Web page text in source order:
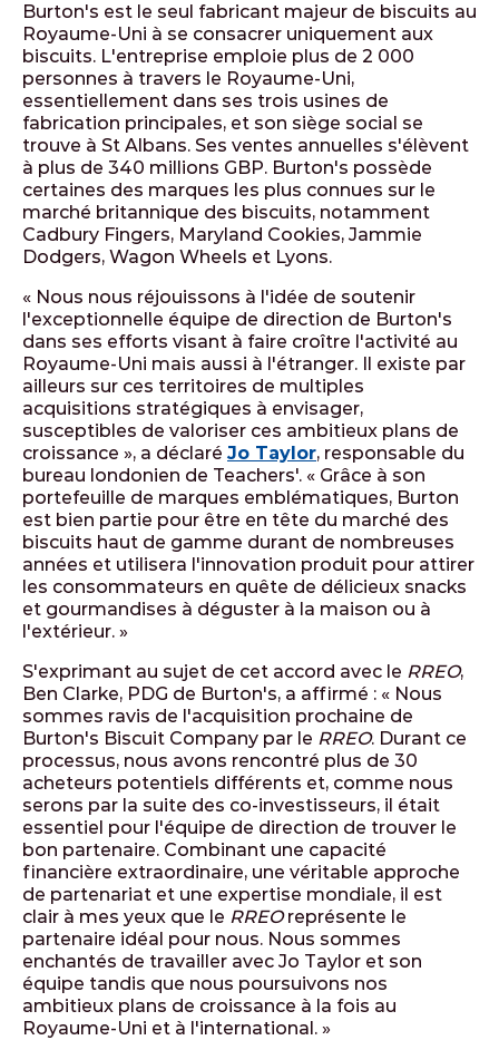
Burton's est le seul fabricant majeur de biscuits au
Royaume-Uni à se consacrer uniquement aux
biscuits. L'entreprise emploie plus de 2 000
personnes à travers le Royaume-Uni,
essentiellement dans ses trois usines de
fabrication principales, et son siège social se
trouve à St Albans. Ses ventes annuelles s'élèvent
à plus de 340 millions GBP. Burton's possède
certaines des marques les plus connues sur le
marché britannique des biscuits, notamment
Cadbury Fingers, Maryland Cookies, Jammie
Dodgers, Wagon Wheels et Lyons.
« Nous nous réjouissons à l'idée de soutenir
l'exceptionnelle équipe de direction de Burton's
dans ses efforts visant à faire croître l'activité au
Royaume-Uni mais aussi à l'étranger. Il existe par
ailleurs sur ces territoires de multiples
acquisitions stratégiques à envisager,
susceptibles de valoriser ces ambitieux plans de
croissance », a déclaré Jo Taylor, responsable du
bureau londonien de Teachers'. « Grâce à son
portefeuille de marques emblématiques, Burton
est bien partie pour être en tête du marché des
biscuits haut de gamme durant de nombreuses
années et utilisera l'innovation produit pour attirer
les consommateurs en quête de délicieux snacks
et gourmandises à déguster à la maison ou à
l'extérieur. »
S'exprimant au sujet de cet accord avec le RREO,
Ben Clarke, PDG de Burton's, a affirmé : « Nous
sommes ravis de l'acquisition prochaine de
Burton's Biscuit Company par le RREO. Durant ce
processus, nous avons rencontré plus de 30
acheteurs potentiels différents et, comme nous
serons par la suite des co-investisseurs, il était
essentiel pour l'équipe de direction de trouver le
bon partenaire. Combinant une capacité
financière extraordinaire, une véritable approche
de partenariat et une expertise mondiale, il est
clair à mes yeux que le RREOreprésente le
partenaire idéal pour nous. Nous sommes
enchantés de travailler avec Jo Taylor et son
équipe tandis que nous poursuivons nos
ambitieux plans de croissance à la fois au
Royaume-Uni et à l'international. »